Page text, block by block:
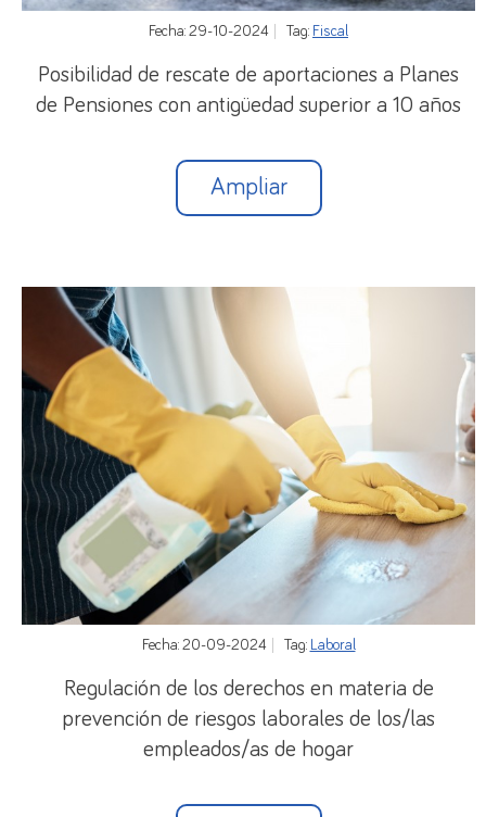
Fecha: 29-10-2024 Tag: Fiscal
Posibilidad de rescate de aportaciones a Planes
de Pensiones con antigüedad superior a 10 años
Ampliar
Fecha: 20-09-2024 Tag: Laboral
Regulación de los derechos en materia de
prevención de riesgos laborales de los/las
empleados/as de hogar